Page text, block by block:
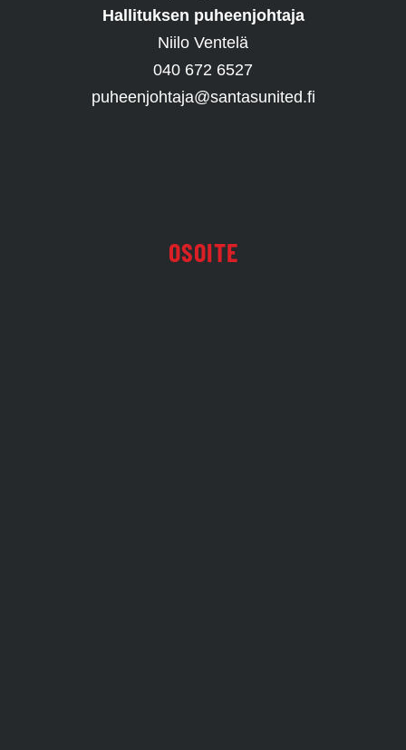
Hallituksen puheenjohtaja
Niilo Ventelä
040 672 6527
puheenjohtaja@santasunited.fi
OSOITE